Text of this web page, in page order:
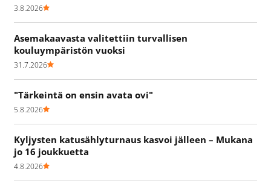
3.8.2026
Asemakaavasta valitettiin turvallisen
kouluympäristön vuoksi
31.7.2026
"Tärkeintä on ensin avata ovi"
5.8.2026
Kyljysten katusählyturnaus kasvoi jälleen – Mukana
jo 16 joukkuetta
4.8.2026